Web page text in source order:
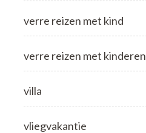
verre reizen met kind
verre reizen met kinderen
villa
vliegvakantie